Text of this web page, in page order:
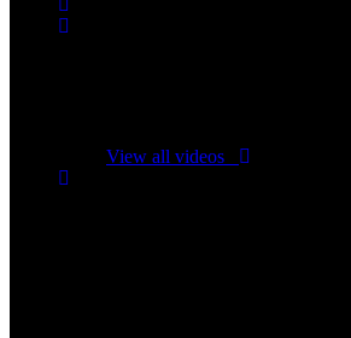
View all videos